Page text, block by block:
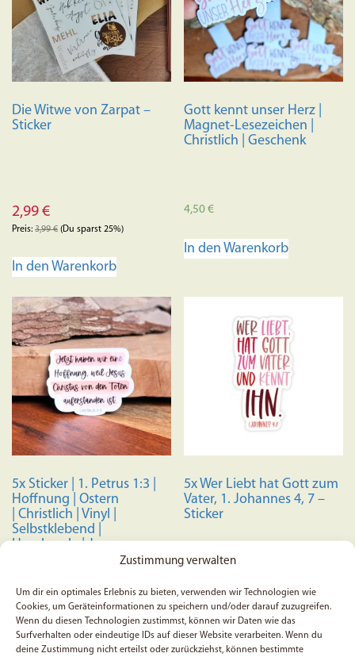
Zustimmung verwalten
Um dir ein optimales Erlebnis zu bieten, verwenden wir Technologien wie
Cookies, um Geräteinformationen zu speichern und/oder darauf zuzugreifen.
Wenn du diesen Technologien zustimmst, können wir Daten wie das
Surfverhalten oder eindeutige IDs auf dieser Website verarbeiten. Wenn du
deine Zustimmung nicht erteilst oder zurückziehst, können bestimmte
können
auf
der
gewählt
werden
Die Witwe von Zarpat –
Sticker
2,99 €
Preis: 3,99€ (Du sparst 25%)
In den Warenkorb
Gott kennt unser Herz |
Magnet-Lesezeichen |
Christlich | Geschenk
4,50€
In den Warenkorb
5x Sticker | 1. Petrus 1:3 |
Hoffnung | Ostern
| Christlich | Vinyl |
Selbstklebend |
Handmade | Jesus
| Auferstehung | Bibelvers
Bewertet mit
5.00
von 5
5,99€
In den Warenkorb
5x Wer Liebt hat Gott zum
Vater, 1. Johannes 4, 7 –
Sticker
In den Warenkorb